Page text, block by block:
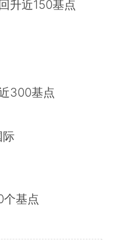
升近150基点
300基点
际
基点